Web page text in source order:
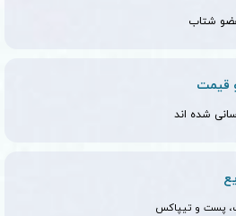
عضو شتاب
قیمت
شده اند
پست و تیپاکس